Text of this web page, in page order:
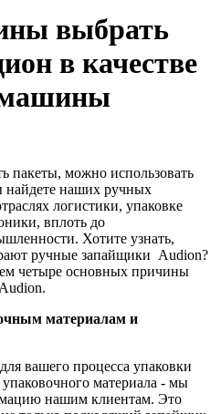
выбрать
в качестве
машины
пакеты, можно использовать
наших ручных
логистики, упаковке
вплоть до
Хотите узнать,
ручные запайщики Audion?
четыре основных причины
материалам и
вашего процесса упаковки
упаковочного материала - мы
нашим клиентам. Это